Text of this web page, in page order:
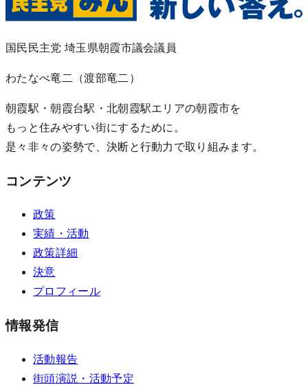
国民民主党 埼玉県朝霞市議会議員
わたなべ竜二 （渡部竜二）
朝霞駅・朝霞台駅・北朝霞駅エリアの朝霞市を
もっと住みやすい街にするために。
是々非々の姿勢で、決断と行動力で取り組みます。
コンテンツ
政策
実績・活動
政策詳細
決意
プロフィール
情報発信
活動報告
街頭演説・活動予定